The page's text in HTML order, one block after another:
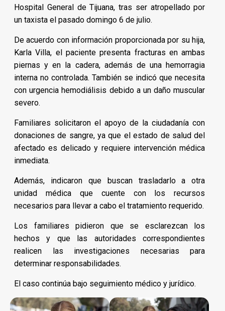
Hospital General de Tijuana, tras ser atropellado por
un taxista el pasado domingo 6 de julio.
De acuerdo con información proporcionada por su hija,
Karla Villa, el paciente presenta fracturas en ambas
piernas y en la cadera, además de una hemorragia
interna no controlada. También se indicó que necesita
con urgencia hemodiálisis debido a un daño muscular
severo.
Familiares solicitaron el apoyo de la ciudadanía con
donaciones de sangre, ya que el estado de salud del
afectado es delicado y requiere intervención médica
inmediata.
Además, indicaron que buscan trasladarlo a otra
unidad médica que cuente con los recursos
necesarios para llevar a cabo el tratamiento requerido.
Los familiares pidieron que se esclarezcan los
hechos y que las autoridades correspondientes
realicen las investigaciones necesarias para
determinar responsabilidades.
El caso continúa bajo seguimiento médico y jurídico.